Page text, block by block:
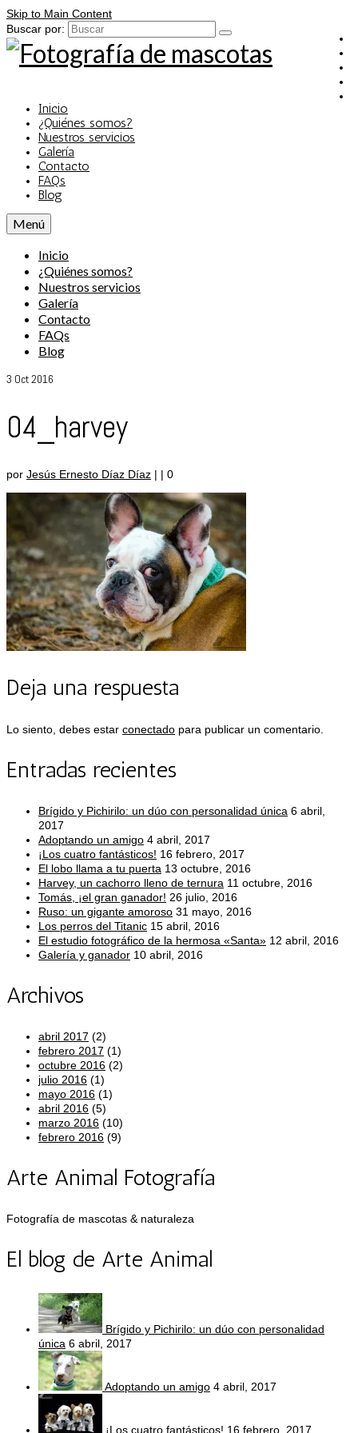
Skip to Main Content
Buscar por:
Inicio
¿Quiénes somos?
Nuestros servicios
Galería
Contacto
FAQs
Blog
Menú
Inicio
¿Quiénes somos?
Nuestros servicios
Galería
Contacto
FAQs
Blog
3 Oct 2016
04_harvey
por Jesús Ernesto Díaz Díaz | | 0
Deja una respuesta
Lo siento, debes estar conectado para publicar un comentario.
Entradas recientes
Brígido y Pichirilo: un dúo con personalidad única 6 abril,
2017
Adoptando un amigo 4 abril, 2017
¡Los cuatro fantásticos! 16 febrero, 2017
El lobo llama a tu puerta 13 octubre, 2016
Harvey, un cachorro lleno de ternura 11 octubre, 2016
Tomás, ¡el gran ganador! 26 julio, 2016
Ruso: un gigante amoroso 31 mayo, 2016
Los perros del Titanic 15 abril, 2016
El estudio fotográfico de la hermosa «Santa» 12 abril, 2016
Galería y ganador 10 abril, 2016
Archivos
abril 2017 (2)
febrero 2017 (1)
octubre 2016 (2)
julio 2016 (1)
mayo 2016 (1)
abril 2016 (5)
marzo 2016 (10)
febrero 2016 (9)
Arte Animal Fotografía
Fotografía de mascotas & naturaleza
El blog de Arte Animal
Brígido y Pichirilo: un dúo con personalidad
única 6 abril, 2017
Adoptando un amigo 4 abril, 2017
¡Los cuatro fantásticos! 16 febrero, 2017